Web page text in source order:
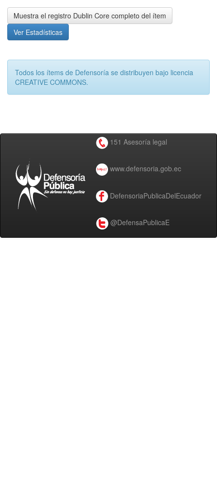
Muestra el registro Dublin Core completo del ítem
Ver Estadísticas
Todos los ítems de Defensoría se distribuyen bajo licencia
CREATIVE COMMONS.
151 Asesoría legal
www.defensoria.gob.ec
DefensoriaPublicaDelEcuador
@DefensaPublicaE